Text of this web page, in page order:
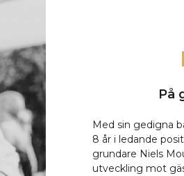
På
Med sin gedigna
8 år i ledande
grundare Niels
utveckling mot